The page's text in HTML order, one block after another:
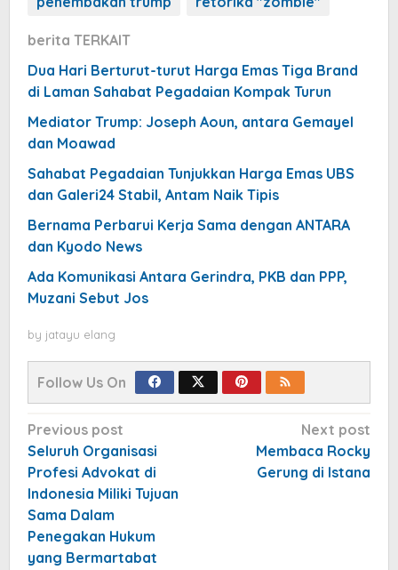
berita TERKAIT
Dua Hari Berturut-turut Harga Emas Tiga Brand
di Laman Sahabat Pegadaian Kompak Turun
Mediator Trump: Joseph Aoun, antara Gemayel
dan Moawad
Sahabat Pegadaian Tunjukkan Harga Emas UBS
dan Galeri24 Stabil, Antam Naik Tipis
Bernama Perbarui Kerja Sama dengan ANTARA
dan Kyodo News
Ada Komunikasi Antara Gerindra, PKB dan PPP,
Muzani Sebut Jos
by jatayu elang
Follow Us On
Post
navigation
Previous post
Seluruh Organisasi
Profesi Advokat di
Indonesia Miliki Tujuan
Sama Dalam
Penegakan Hukum
yang Bermartabat
Next post
Membaca Rocky
Gerung di Istana